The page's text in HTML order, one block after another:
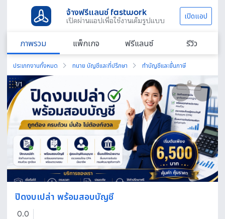
จ้างฟรีแลนซ์ fastwork
เปิดผ่านแอปเพื่อใช้งานเต็มรูปแบบ เปิดแอป
ภาพรวม แพ็กเกจ ฟรีแลนซ์ รีวิว
ประเภทงานทั้งหมด ทนาย บัญชีและที่ปรึกษา ทำบัญชีและยื่นภาษี
1/1
ปิดงบเปล่า พร้อมสอบบัญชี
0.0